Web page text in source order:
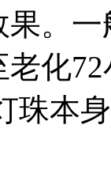
果。
化
珠本